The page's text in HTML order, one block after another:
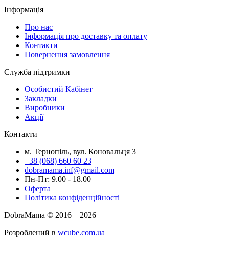
Інформація
Про нас
Інформація про доставку та оплату
Контакти
Повернення замовлення
Служба підтримки
Особистий Кабінет
Закладки
Виробники
Акції
Контакти
м. Тернопіль, вул. Коновальця 3
+38 (068) 660 60 23
dobramama.inf@gmail.com
Пн-Пт: 9.00 - 18.00
Оферта
Політика конфіденційності
DobraMama © 2016 – 2026
Розроблений в wcube.com.ua